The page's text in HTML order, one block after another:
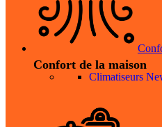
Confort de la maison
Climatiseurs